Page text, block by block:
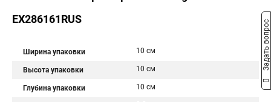
EX286161RUS
Ширина упаковки 10 см
Высота упаковки 10 см
Глубина упаковки 10 см
Задать вопрос